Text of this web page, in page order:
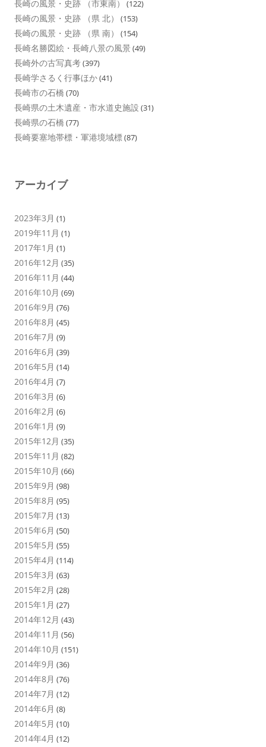
長崎の風景・史跡 （市東南） (122)
長崎の風景・史跡 （県 北） (153)
長崎の風景・史跡 （県 南） (154)
長崎名勝図絵・長崎八景の風景 (49)
長崎外の古写真考(397)
長崎学さるく行事ほか(41)
長崎市の石橋 (70)
長崎県の土木遺産・市水道史施設 (31)
長崎県の石橋 (77)
長崎要塞地帯標・軍港境域標(87)
アーカイブ
2023年3月 (1)
2019年11月 (1)
2017年1月 (1)
2016年12月 (35)
2016年11月 (44)
2016年10月 (69)
2016年9月 (76)
2016年8月 (45)
2016年7月 (9)
2016年6月 (39)
2016年5月 (14)
2016年4月 (7)
2016年3月 (6)
2016年2月 (6)
2016年1月 (9)
2015年12月 (35)
2015年11月 (82)
2015年10月 (66)
2015年9月 (98)
2015年8月 (95)
2015年7月 (13)
2015年6月 (50)
2015年5月 (55)
2015年4月 (114)
2015年3月 (63)
2015年2月 (28)
2015年1月 (27)
2014年12月 (43)
2014年11月 (56)
2014年10月 (151)
2014年9月 (36)
2014年8月 (76)
2014年7月 (12)
2014年6月 (8)
2014年5月 (10)
2014年4月 (12)